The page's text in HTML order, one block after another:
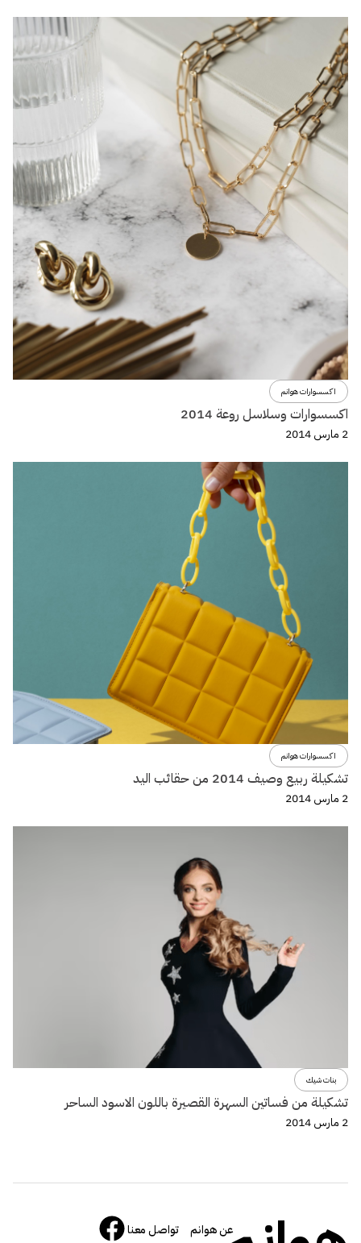
اكسسوارات هوانم
اكسسوارات وسلاسل روعة 2014
2 مارس 2014
اكسسوارات هوانم
تشكيلة ربيع وصيف 2014 من حقائب اليد
2 مارس 2014
بنات شيك
تشكيلة من فساتين السهرة القصيرة باللون الاسود الساحر
2 مارس 2014
عن هوانم تواصل معنا